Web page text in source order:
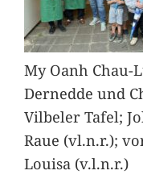
My Oanh Chau-
Dernedde und
Vilbeler Tafel;
Raue (vl.n.r.);
Louisa (v.l.n.r.)